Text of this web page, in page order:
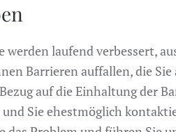
werden laufend verbessert,
Barrieren auffallen, die
auf die Einhaltung der
Sie ehestmöglich